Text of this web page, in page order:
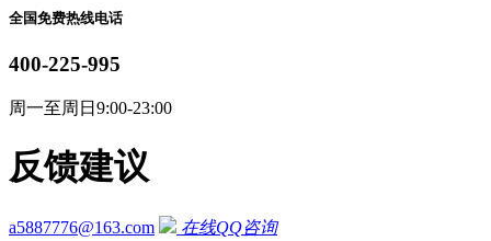
全国免费热线电话
400-225-995
周一至周日9:00-23:00
反馈建议
a5887776@163.com 在线QQ咨询